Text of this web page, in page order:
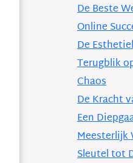
De Beste
Online
De
Terugblik
Chaos
De Kracht
Een
Meesterlijk
Sleutel tot